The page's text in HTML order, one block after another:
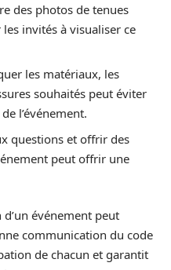
des photos de tenues
invités à visualiser ce
les matériaux, les
souhaités peut éviter
l’événement.
questions et offrir des
peut offrir une
événement peut
communication du code
de chacun et garantit